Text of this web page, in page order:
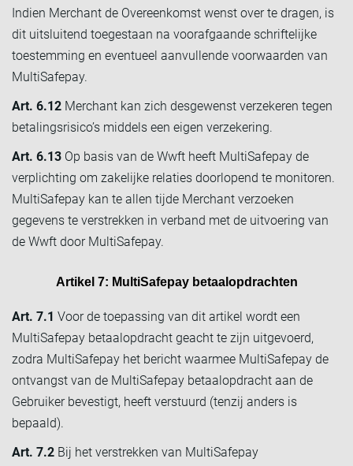
Indien Merchant de Overeenkomst wenst over te dragen, is
dit uitsluitend toegestaan na voorafgaande schriftelijke
toestemming en eventueel aanvullende voorwaarden van
MultiSafepay.
Art. 6.12 Merchant kan zich desgewenst verzekeren tegen
betalingsrisico’s middels een eigen verzekering.
Art. 6.13 Op basis van de Wwft heeft MultiSafepay de
verplichting om zakelijke relaties doorlopend te monitoren.
MultiSafepay kan te allen tijde Merchant verzoeken
gegevens te verstrekken in verband met de uitvoering van
de Wwft door MultiSafepay.
Artikel 7: MultiSafepay betaalopdrachten
Art. 7.1 Voor de toepassing van dit artikel wordt een
MultiSafepay betaalopdracht geacht te zijn uitgevoerd,
zodra MultiSafepay het bericht waarmee MultiSafepay de
ontvangst van de MultiSafepay betaalopdracht aan de
Gebruiker bevestigt, heeft verstuurd (tenzij anders is
bepaald).
Art. 7.2 Bij het verstrekken van MultiSafepay